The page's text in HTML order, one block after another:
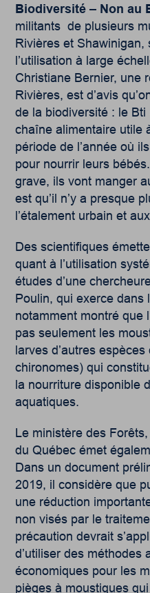
Biodiversité – Non au
militants de plusieurs
Rivières et Shawinigan,
l’utilisation à large
Christiane Bernier, une
Rivières, est d’avis
de la biodiversité : le
chaîne alimentaire utile
période de l’année où
pour nourrir leurs
grave, ils vont manger
est qu’il n’y a presque
l’étalement urbain et
Des scientifiques
quant à l’utilisation
études d’une
Poulin, qui exerce
notamment montré que
pas seulement les
larves d’autres
chironomes) qui
la nourriture disponible
aquatiques.
Le ministère des
du Québec émet
Dans un document
2019, il considère que
une réduction
non visés par le
précaution devrait
d’utiliser des méthodes
économiques pour les
pièges à moustiques